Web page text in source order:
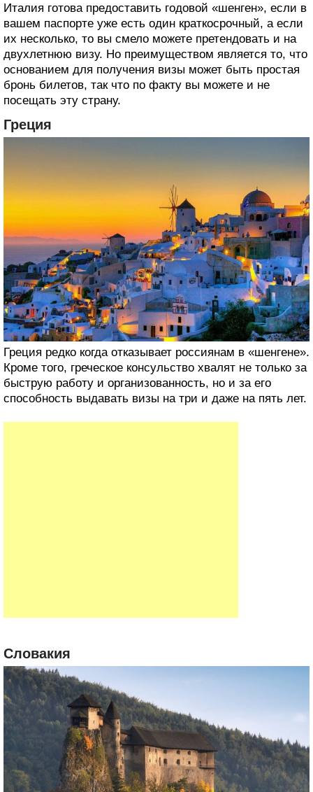
Италия готова предоставить годовой «шенген», если в
вашем паспорте уже есть один краткосрочный, а если
их несколько, то вы смело можете претендовать и на
двухлетнюю визу. Но преимуществом является то, что
основанием для получения визы может быть простая
бронь билетов, так что по факту вы можете и не
посещать эту страну.
Греция
Греция редко когда отказывает россиянам в «шенгене».
Кроме того, греческое консульство хвалят не только за
быструю работу и организованность, но и за его
способность выдавать визы на три и даже на пять лет.
Словакия